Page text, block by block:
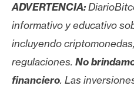
ADVERTENCIA:
informativo y educativo
incluyendo
regulaciones. No
financiero. Las